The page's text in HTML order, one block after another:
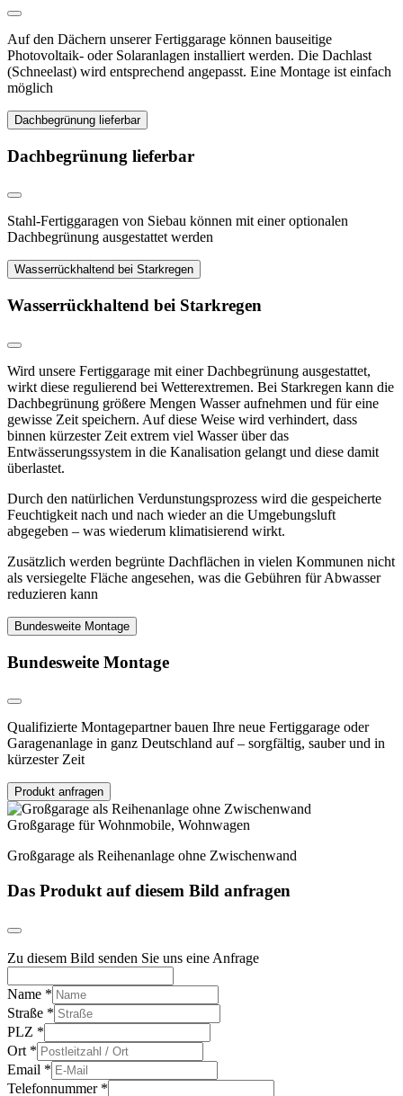
Auf den Dächern unserer Fertiggarage können bauseitige
Photovoltaik- oder Solaranlagen installiert werden. Die Dachlast
(Schneelast) wird entsprechend angepasst. Eine Montage ist einfach
möglich
Dachbegrünung lieferbar
Dachbegrünung lieferbar
Stahl-Fertiggaragen von Siebau können mit einer optionalen
Dachbegrünung ausgestattet werden
Wasserrückhaltend bei Starkregen
Wasserrückhaltend bei Starkregen
Wird unsere Fertiggarage mit einer Dachbegrünung ausgestattet,
wirkt diese regulierend bei Wetterextremen. Bei Starkregen kann die
Dachbegrünung größere Mengen Wasser aufnehmen und für eine
gewisse Zeit speichern. Auf diese Weise wird verhindert, dass
binnen kürzester Zeit extrem viel Wasser über das
Entwässerungssystem in die Kanalisation gelangt und diese damit
überlastet.
Durch den natürlichen Verdunstungsprozess wird die gespeicherte
Feuchtigkeit nach und nach wieder an die Umgebungsluft
abgegeben – was wiederum klimatisierend wirkt.
Zusätzlich werden begrünte Dachflächen in vielen Kommunen nicht
als versiegelte Fläche angesehen, was die Gebühren für Abwasser
reduzieren kann
Bundesweite Montage
Bundesweite Montage
Qualifizierte Montagepartner bauen Ihre neue Fertiggarage oder
Garagenanlage in ganz Deutschland auf – sorgfältig, sauber und in
kürzester Zeit
Produkt anfragen
Großgarage für Wohnmobile, Wohnwagen
Großgarage als Reihenanlage ohne Zwischenwand
Das Produkt auf diesem Bild anfragen
Zu diesem Bild senden Sie uns eine Anfrage
Name *
Straße *
PLZ *
Ort *
Email *
Telefonnummer *